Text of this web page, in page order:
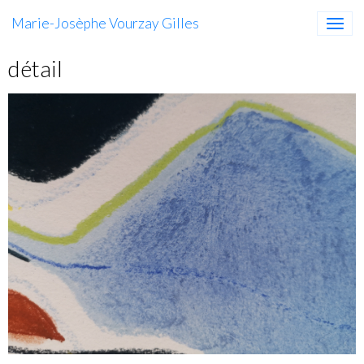
Marie-Josèphe Vourzay Gilles
détail